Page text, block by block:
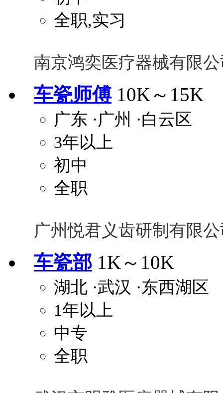
全职,实习
南京鸿奕医疗器械有限
车瓷师傅 10K～15K
广东 ·广州 ·白云区
3年以上
初中
全职
广州悦君义齿研制有限
车瓷部 1K～10K
湖北 ·武汉 ·东西湖区
1年以上
中专
全职